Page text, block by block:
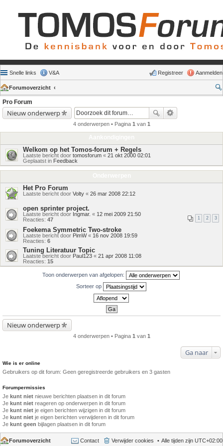
Snelle links V&A Aanmelden
Registreer
Forumoverzicht
Pro Forum
Nieuw onderwerp
4 onderwerpen • Pagina 1 van 1
Welkom op het Tomos-forum + Regels
Laatste bericht door tomosforum « 21 okt 2000 02:01
Geplaatst in Feedback
Het Pro Forum
Laatste bericht door Volty « 26 mar 2008 22:12
open sprinter project.
Laatste bericht door Ingmar. « 12 mei 2009 21:50
Reacties: 47 1 2 3
Foekema Symmetric Two-stroke
Laatste bericht door PimW« 16 nov 2008 19:59
Reacties: 6
Tuning Literatuur Topic
Laatste bericht door Paul123 « 21 apr 2008 11:08
Reacties: 15
Toon onderwerpen van afgelopen:
Sorteer op
Nieuw onderwerp
4 onderwerpen • Pagina 1 van 1
Ga naar
Wie is er online
Gebruikers op dit forum: Geen geregistreerde gebruikers en 3 gasten
Forumpermissies
Je kunt niet nieuwe berichten plaatsen in dit forum
Je kunt niet reageren op onderwerpen in dit forum
Je kunt niet je eigen berichten wijzigen in dit forum
Je kunt niet je eigen berichten verwijderen in dit forum
Je kunt geen bijlagen plaatsen in dit forum
Forumoverzicht Alle tijden zijn UTC+02:00
Verwijder cookies
Contact